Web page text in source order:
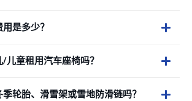
是多少？
儿童租用汽车座椅吗？
轮胎、滑雪架或雪地防滑链吗？